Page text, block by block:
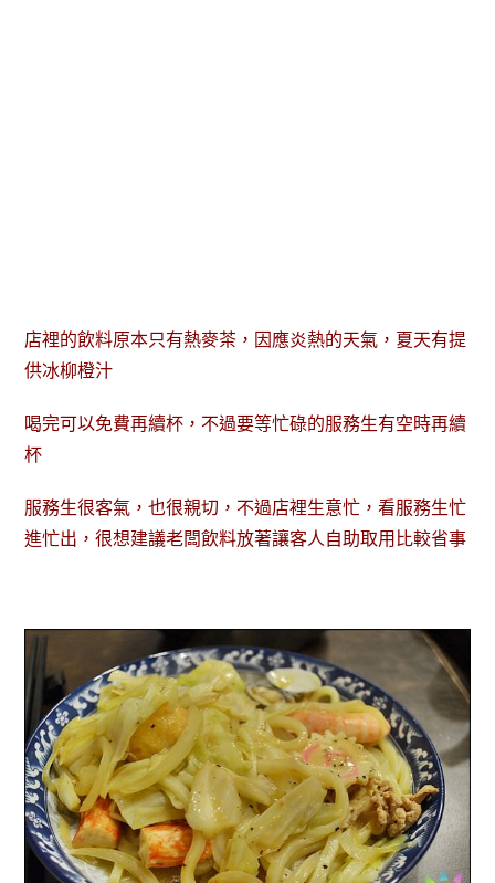
店裡的飲料原本只有熱麥茶，因應炎熱的天氣，夏天有提
供冰柳橙汁
喝完可以免費再續杯，不過要等忙碌的服務生有空時再續
杯
服務生很客氣，也很親切，不過店裡生意忙，看服務生忙
進忙出，很想建議老闆飲料放著讓客人自助取用比較省事